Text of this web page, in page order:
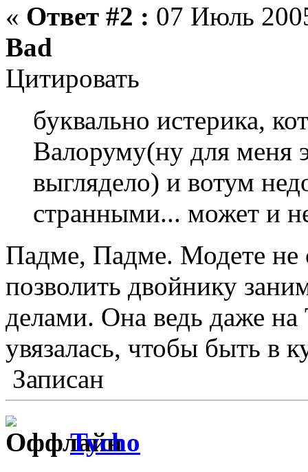
« Ответ #2 : 07 Июль
Bad
Цитировать
буквально истерика,
Валоруму(ну для меня
выглядело) и вотум
странными... может и
Падме, Падме. Модете не
позволить двойнику
делами. Она ведь даже
увязалась, чтобы быть в
Записан
Tycho